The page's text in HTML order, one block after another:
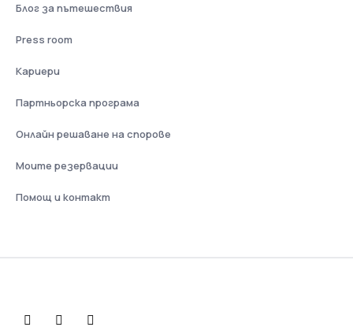
Блог за пътешествия
Press room
Кариери
Партньорска програма
Онлайн решаване на спорове
Моите резервации
Помощ и контакт